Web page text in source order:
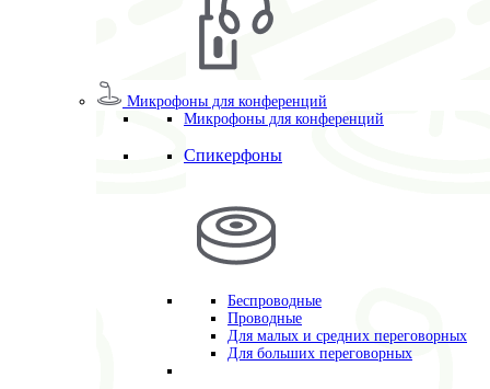
Микрофоны для конференций
Микрофоны для конференций
Спикерфоны
Беспроводные
Проводные
Для малых и средних переговорных
Для больших переговорных